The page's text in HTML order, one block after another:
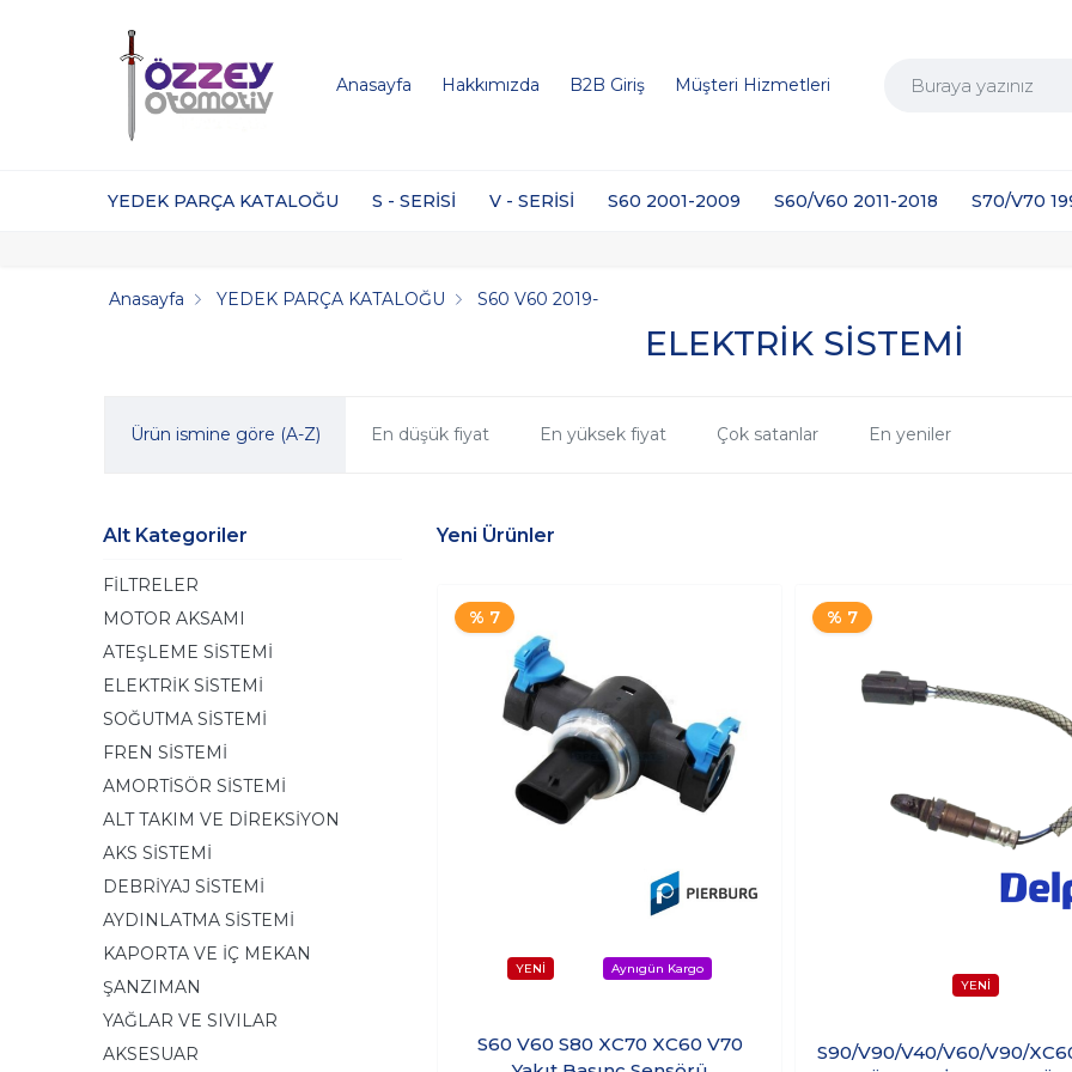
Anasayfa Hakkımızda B2B Giriş Müşteri Hizmetleri
YEDEK PARÇA KATALOĞU S - SERİSİ V - SERİSİ S60 2001-2009 S60/V60 2011-2018 S70/V70
ELEKTRİK SİSTEMİ
Anasayfa YEDEK PARÇA KATALOĞU S60 V60 2019-
Ürün ismine göre (A-Z) En düşük fiyat En yüksek fiyat Çok satanlar En yeniler
Alt Kategoriler
FİLTRELER
MOTOR AKSAMI
ATEŞLEME SİSTEMİ
ELEKTRİK SİSTEMİ
SOĞUTMA SİSTEMİ
FREN SİSTEMİ
AMORTİSÖR SİSTEMİ
ALT TAKIM VE DİREKSİYON
AKS SİSTEMİ
DEBRİYAJ SİSTEMİ
AYDINLATMA SİSTEMİ
KAPORTA VE İÇ MEKAN
ŞANZIMAN
YAĞLAR VE SIVILAR
AKSESUAR
Yeni Ürünler
% 7
S60 V60 S80 XC70 XC60 V70
% 7
S90/V90/V40/V60/V90/